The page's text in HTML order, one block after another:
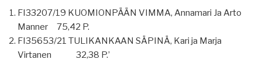
FI33207/19 KUOMIONPÄÄN VIMMA, Annamari Ja Arto
Manner 75,42 P.
FI35653/21 TULIKANKAAN SÄPINÄ, Kari ja Marja
Virtanen 32,38 P.’